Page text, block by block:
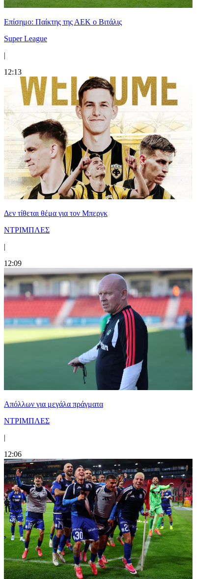
Επίσημο: Παίκτης της ΑΕΚ ο Βιτάλις
Super League
|
12:13
Δεν τίθεται θέμα για τον Μπεργκ
ΝΤΡΙΜΠΛΕΣ
|
12:09
Απόλλων για μεγάλα πράγματα
ΝΤΡΙΜΠΛΕΣ
|
12:06